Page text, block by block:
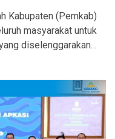
Kabupaten (Pemkab)
masyarakat untuk
diselenggarakan…